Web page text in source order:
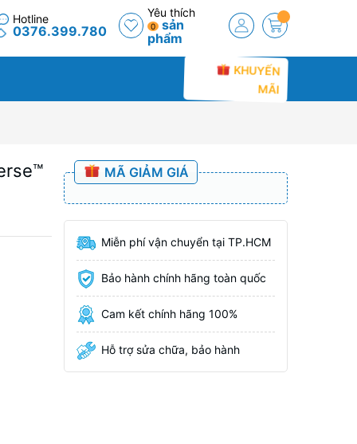
Hotline
0376.399.780
Yêu thích
0
sản
phẩm
KHUYẾN
MÃI
MÃ GIẢM GIÁ
Miễn phí vận chuyển tại TP.HCM
Bảo hành chính hãng toàn quốc
Cam kết chính hãng 100%
Hỗ trợ sửa chữa, bảo hành